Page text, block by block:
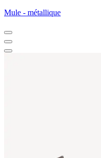
Mule - métallique